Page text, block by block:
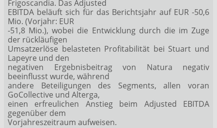
Frigoscandia. Das Adjusted
EBITDA beläuft sich für das Berichtsjahr auf EUR -50,6
Mio. (Vorjahr: EUR
-51,8 Mio.), wobei die Entwicklung durch die im Zuge
der rückläufigen
Umsatzerlöse belasteten Profitabilität bei Stuart und
Lapeyre und den
negativen Ergebnisbeitrag von Natura negativ
beeinflusst wurde, während
andere Beteiligungen des Segments, allen voran
GoCollective und Alterga,
einen erfreulichen Anstieg beim Adjusted EBITDA
gegenüber dem
Vorjahreszeitraum aufweisen.